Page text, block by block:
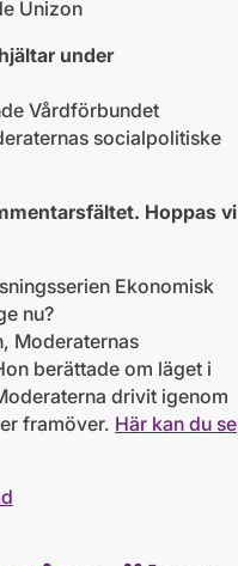
Unizon
under
Vårdförbundet
socialpolitiske
Hoppas vi
Ekonomisk
nu?
Moderaternas
berättade om läget i
drivit igenom
framöver. Här kan du se